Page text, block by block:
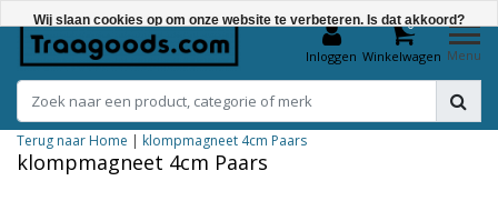
Inloggen
0
Winkelwagen Menu
Terug naar Home | klompmagneet 4cm Paars
klompmagneet 4cm Paars
Wij slaan cookies op om onze website te verbeteren. Is dat akkoord?
Nee
Meer over cookies »